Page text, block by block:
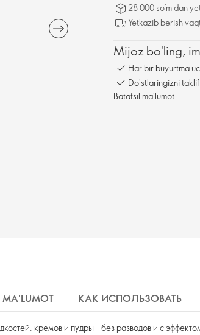
28 000 so’m dan
Yetkazib berish
Mijoz bo'ling,
Har bir buyurtma
Do'stlaringizni
Batafsil ma'lumot
MA'LUMOT КАК ИСПОЛЬЗОВАТЬ
кремов и пудры - без разводов и с